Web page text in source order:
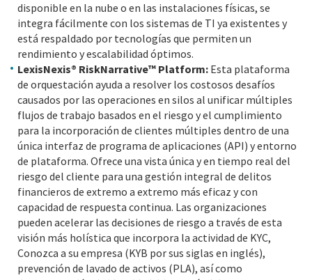
disponible en la nube o en las instalaciones físicas, se
integra fácilmente con los sistemas de TI ya existentes y
está respaldado por tecnologías que permiten un
rendimiento y escalabilidad óptimos.
LexisNexis® RiskNarrative™ Platform: Esta plataforma
de orquestación ayuda a resolver los costosos desafíos
causados por las operaciones en silos al unificar múltiples
flujos de trabajo basados en el riesgo y el cumplimiento
para la incorporación de clientes múltiples dentro de una
única interfaz de programa de aplicaciones (API) y entorno
de plataforma. Ofrece una vista única y en tiempo real del
riesgo del cliente para una gestión integral de delitos
financieros de extremo a extremo más eficaz y con
capacidad de respuesta continua. Las organizaciones
pueden acelerar las decisiones de riesgo a través de esta
visión más holística que incorpora la actividad de KYC,
Conozca a su empresa (KYB por sus siglas en inglés),
prevención de lavado de activos (PLA), así como